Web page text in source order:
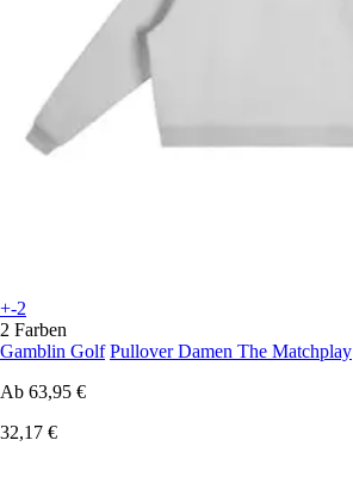
+-2
2 Farben
Gamblin Golf Pullover Damen The Matchplay
Ab 63,95 €
32,17 €